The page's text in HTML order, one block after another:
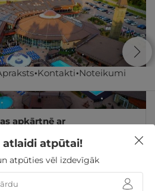
Kontakti Noteikumi
apkārtnē ar
(Žibininkai)
GRIBU
atlaidi atpūtai!
atpūties vēl izdevīgāk